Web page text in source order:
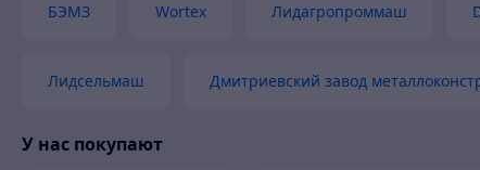
БЭМЗ Wortex Лидагропроммаш
Лидсельмаш Дмитриевский завод
У нас покупают